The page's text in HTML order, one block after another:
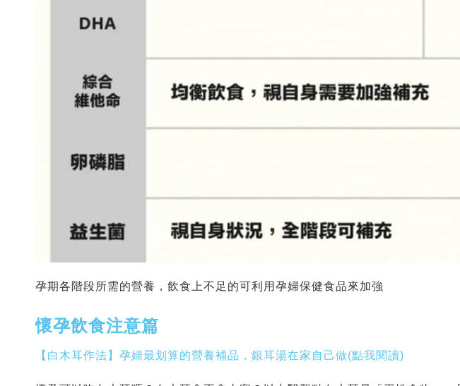
孕期各階段所需的營養，飲食上不足的可利用孕婦保健食品來加強
懷孕飲食注意篇
【白木耳作法】孕婦最划算的營養補品，銀耳湯在家自己做(點我閱讀)